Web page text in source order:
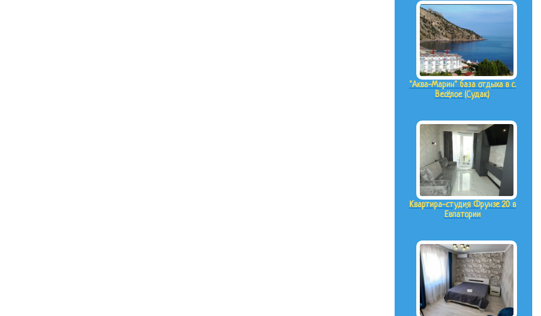
"Аква-Марин" база отдыха в с.
Весёлое (Судак)
Квартира-студия Фрунзе 20 в
Евпатории